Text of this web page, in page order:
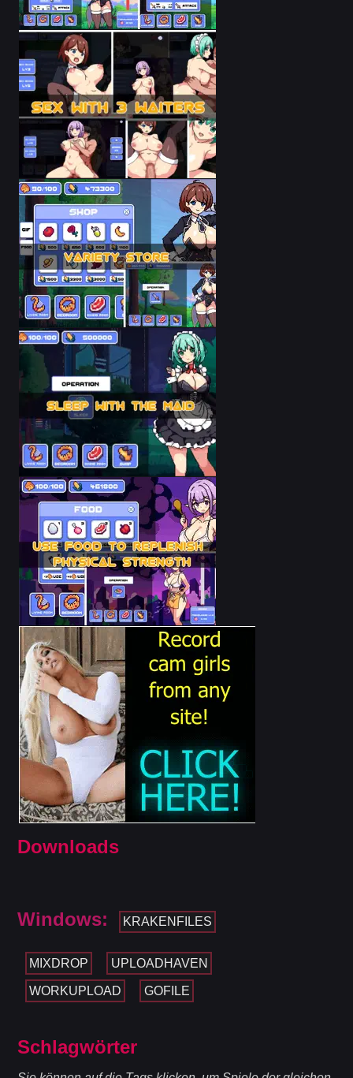
Downloads
Windows: KRAKENFILES
MIXDROP UPLOADHAVEN
WORKUPLOAD GOFILE
Schlagwörter